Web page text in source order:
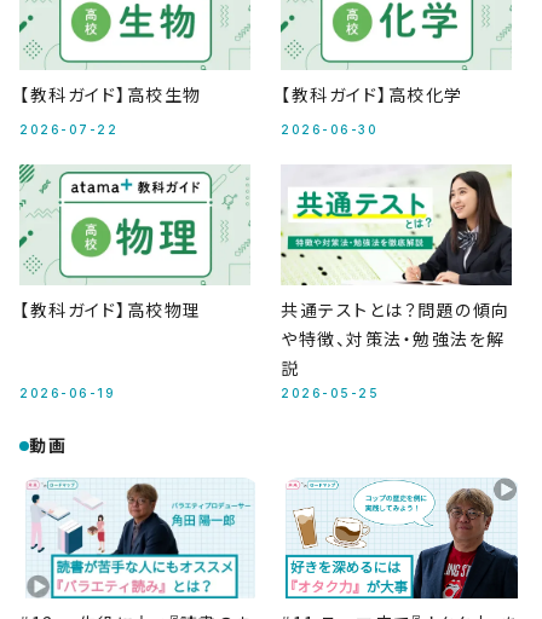
【教科ガイド】高校生物
2026-07-22
【教科ガイド】高校化学
2026-06-30
【教科ガイド】高校物理
2026-06-19
共通テストとは？問題の傾向
や特徴、対策法・勉強法を解
説
2026-05-25
動画